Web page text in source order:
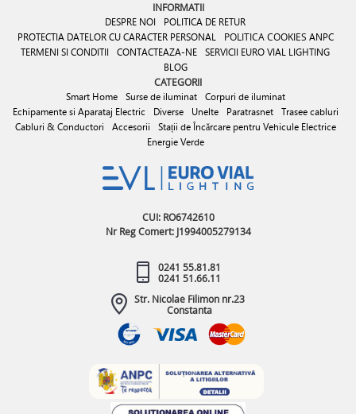
INFORMATII
DESPRE NOI
POLITICA DE RETUR
PROTECTIA DATELOR CU CARACTER PERSONAL
POLITICA COOKIES ANPC
TERMENI SI CONDITII
CONTACTEAZA-NE SERVICII EURO VIAL LIGHTING
BLOG
CATEGORII
Smart Home Surse de iluminat
Corpuri de iluminat
Echipamente si Aparataj Electric
Diverse Unelte Paratrasnet
Trasee cabluri
Cabluri & Conductori
Accesorii
Stații de Încărcare pentru Vehicule Electrice
Energie Verde
CUI: RO6742610
Nr Reg Comert: J1994005279134
0241 55.81.81
0241 51.66.11
Str. Nicolae Filimon nr.23
Constanta